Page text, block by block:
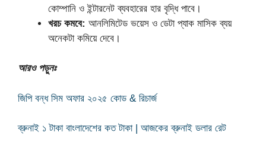
কোম্পানি ও ইন্টারনেট ব্যবহারের হার বৃদ্ধি পাবে।
খরচ কমবে: আনলিমিটেড ভয়েস ও ডেটা প্যাক মাসিক ব্যয়
অনেকটা কমিয়ে দেবে।
আরও পড়ুনঃ
জিপি বন্ধ সিম অফার ২০২৫ কোড & রিচার্জ
ব্রুনাই ১ টাকা বাংলাদেশের কত টাকা | আজকের ব্রুনাই ডলার রেট